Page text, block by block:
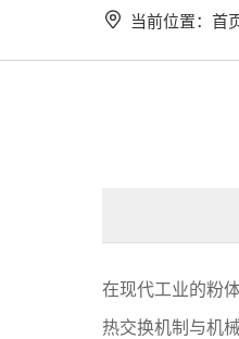
当前位置：首
在现代工业的粉
热交换机制与机